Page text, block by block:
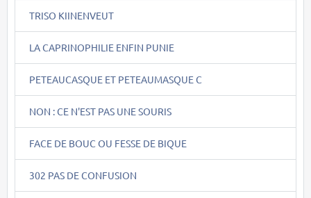
TRISO KIINENVEUT
LA CAPRINOPHILIE ENFIN PUNIE
PETEAUCASQUE ET PETEAUMASQUE C
NON : CE N'EST PAS UNE SOURIS
FACE DE BOUC OU FESSE DE BIQUE
302 PAS DE CONFUSION